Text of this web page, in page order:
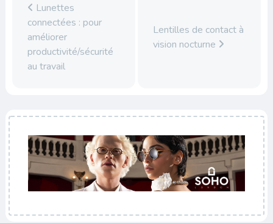
Lunettes
connectées : pour
améliorer
productivité/sécurité
au travail
Lentilles de contact à
vision nocturne